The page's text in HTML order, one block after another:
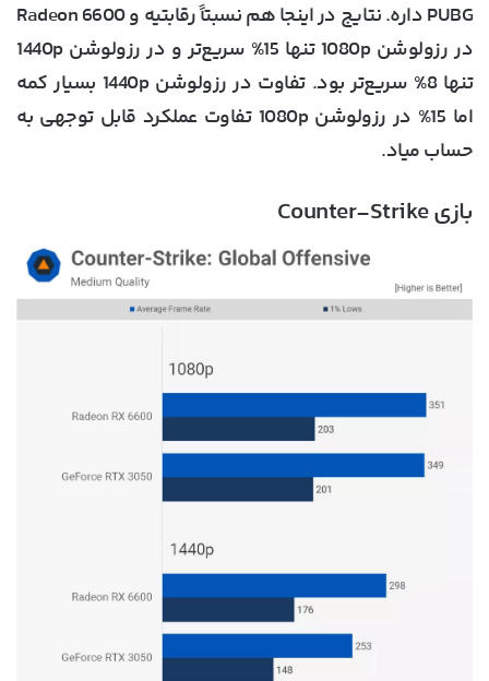
PUBG داره. نتایج در اینجا هم نسبتاً رقابتیه و Radeon 6600
در رزولوشن 1080p تنها 15% سریع‌تر و در رزولوشن 1440p
تنها 8% سریع‌تر بود. تفاوت در رزولوشن 1440p بسیار کمه
اما 15% در رزولوشن 1080p تفاوت عملکرد قابل توجهی به
حساب میاد.
بازی Counter-Strike